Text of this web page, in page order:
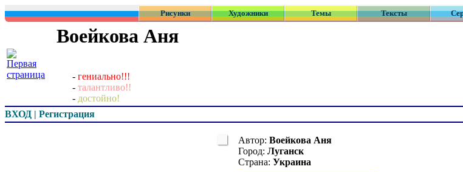
Рисунки Художники Темы Тексты
Воейкова Аня
- гениально!!!
- талантливо!!
- достойно!
ВХОД | Регистрация
Автор: Воейкова Аня
Город: Луганск
Страна: Украина